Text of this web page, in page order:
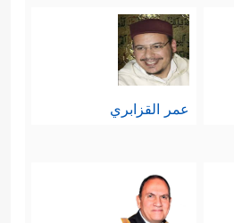
عمر القزابري